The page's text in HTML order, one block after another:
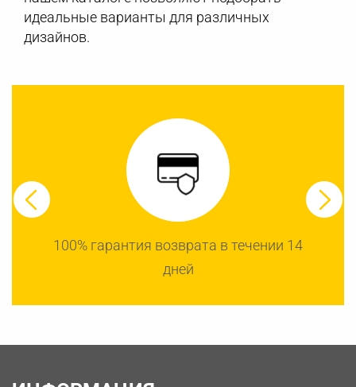
идеальные варианты для различных
дизайнов.
100% гарантия возврата в течении 14
дней